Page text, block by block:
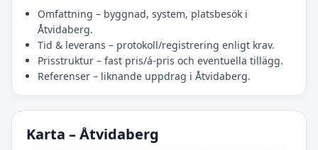
Omfattning – byggnad, system, platsbesök i
Åtvidaberg.
Tid & leverans – protokoll/registrering enligt krav.
Prisstruktur – fast pris/á-pris och eventuella tillägg.
Referenser – liknande uppdrag i Åtvidaberg.
Karta – Åtvidaberg